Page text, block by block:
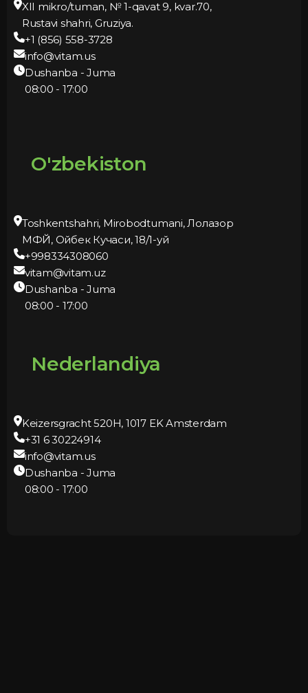
XII mikro/tuman, № 1-qavat 9, kvar.70,
Rustavi shahri, Gruziya.
+1 (856) 558-3728
info@vitam.us
Dushanba - Juma
08:00 - 17:00
O'zbekiston
Toshkentshahri, Mirobodtumani, Лолазор
МФЙ, Ойбек Кучаси, 18/1-уй
+998334308060
vitam@vitam.uz
Dushanba - Juma
08:00 - 17:00
Nederlandiya
Keizersgracht 520H, 1017 EK Amsterdam
+31 6 30224914
info@vitam.us
Dushanba - Juma
08:00 - 17:00